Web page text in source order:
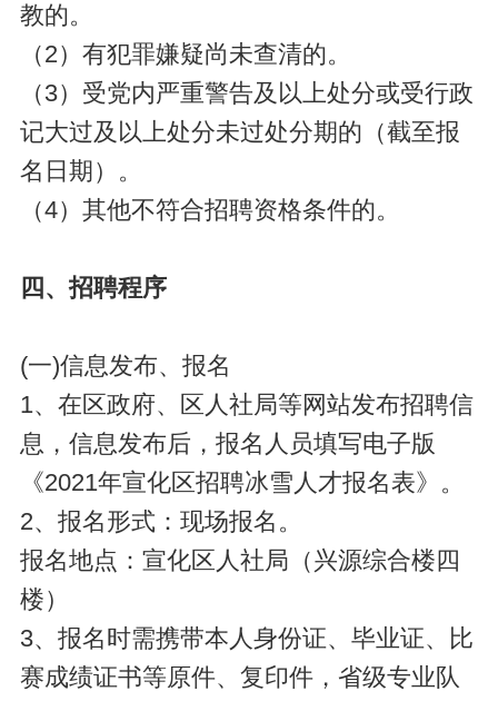
教的。
（2）有犯罪嫌疑尚未查清的。
（3）受党内严重警告及以上处分或受行政
记大过及以上处分未过处分期的（截至报
名日期）。
（4）其他不符合招聘资格条件的。
四、招聘程序
(一)信息发布、报名
1、在区政府、区人社局等网站发布招聘信
息，信息发布后，报名人员填写电子版
《2021年宣化区招聘冰雪人才报名表》。
2、报名形式：现场报名。
报名地点：宣化区人社局（兴源综合楼四
楼）
3、报名时需携带本人身份证、毕业证、比
赛成绩证书等原件、复印件，省级专业队